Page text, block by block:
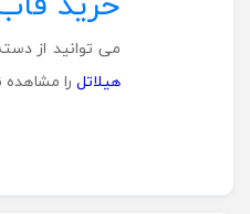
می توانید از
هیلاتل را مشاهده